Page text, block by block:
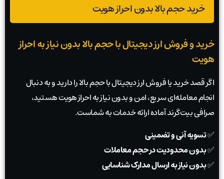
خرید حجم بالا بدون احراز هویت
خرید و فروش ارز دیجیتال با حجم بالا بدون نیاز به احراز
هویت
اگر قصد خرید یا فروش ارز دیجیتال با حجم بالا را دارید و به دنبال
انجام معامله‌ای سریع، امن و بدون نیاز به احراز هویت هستید،
صرافی بیت‌گرند آماده ارائه خدمات به شماست.
✅تسویه آنی و تضمینی
✅بدون محدودیت در حجم معاملات
✅بدون نیاز به ارسال مدارک شناسایی